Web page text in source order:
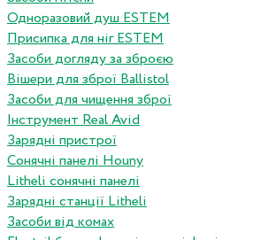
Одноразовий душ ESTEM
Присипка для ніг ESTEM
Засоби догляду за зброєю
Вішери для зброї Ballistol
Засоби для чищення зброї
Інструмент Real Avid
Зарядні пристрої
Сонячні панелі Houny
Litheli сонячні панелі
Зарядні станції Litheli
Засоби від комах